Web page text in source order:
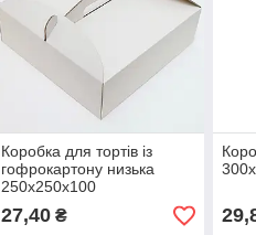
Коробка для тортів із
гофрокартону низька
250х250х100
27,40₴